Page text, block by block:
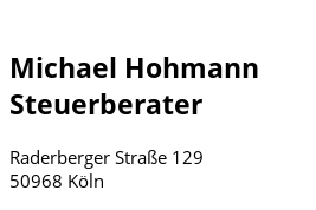
Michael Hohmann
Steuerberater
Raderberger Straße 129
50968 Köln